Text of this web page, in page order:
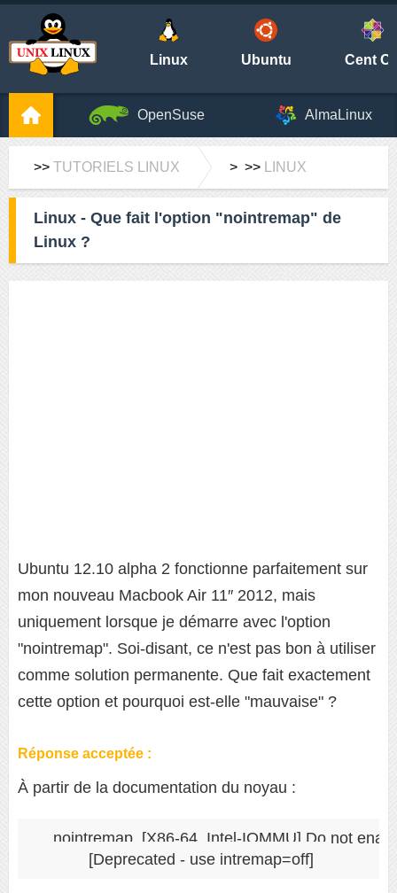
Linux Ubuntu Cent
OpenSuse AlmaLinux
>> TUTORIELS LINUX > >> LINUX
Linux - Que fait l'option "nointremap" de
Linux ?
Ubuntu 12.10 alpha 2 fonctionne parfaitement sur
mon nouveau Macbook Air 11″ 2012, mais
uniquement lorsque je démarre avec l'option
"nointremap". Soi-disant, ce n'est pas bon à utiliser
comme solution permanente. Que fait exactement
cette option et pourquoi est-elle "mauvaise" ?
Réponse acceptée :
À partir de la documentation du noyau :
nointremap  [X86-64, Intel-IOMMU] Do not